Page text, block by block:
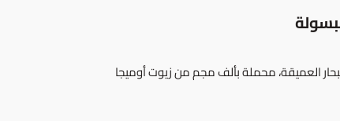
فنية من عبق البحار العميقة، محملة بألف مجم من زيوت أوميجا